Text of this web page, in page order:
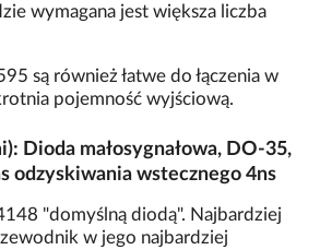
wymagana jest większa liczba
są również łatwe do łączenia w
pojemność wyjściową.
Dioda małosygnałowa, DO-35,
odzyskiwania wstecznego 4ns
"domyślną diodą". Najbardziej
w jego najbardziej